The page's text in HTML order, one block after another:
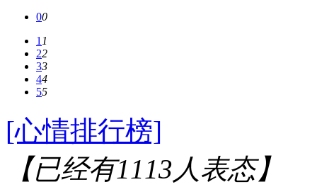
00
11
22
33
44
55
[心情排行榜]
【已经有1113人表态】